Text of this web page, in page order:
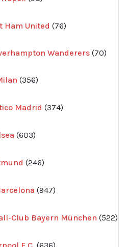
produkter
Ham United 76
produkter
Wanderers 70
356
produkter
Madrid 374
produkter
603
produkter
246
produkter
947
produkter
Club Bayern München 522
F.C. 636